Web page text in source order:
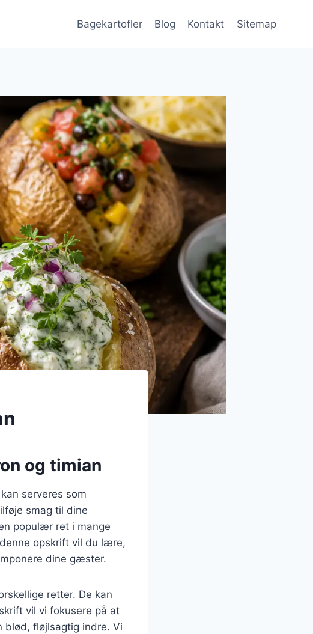
Bagekartofler Blog Kontakt Sitemap
og timian
serveres som
smag til dine
populær ret i mange
opskrift vil du lære,
dine gæster.
retter. De kan
vil vi fokusere på at
blød, fløjlsagtig indre. Vi